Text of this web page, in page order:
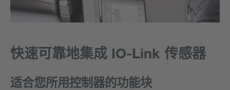
快速可靠地集成 IO-Link 传感器
适合您所用控制器的功能块